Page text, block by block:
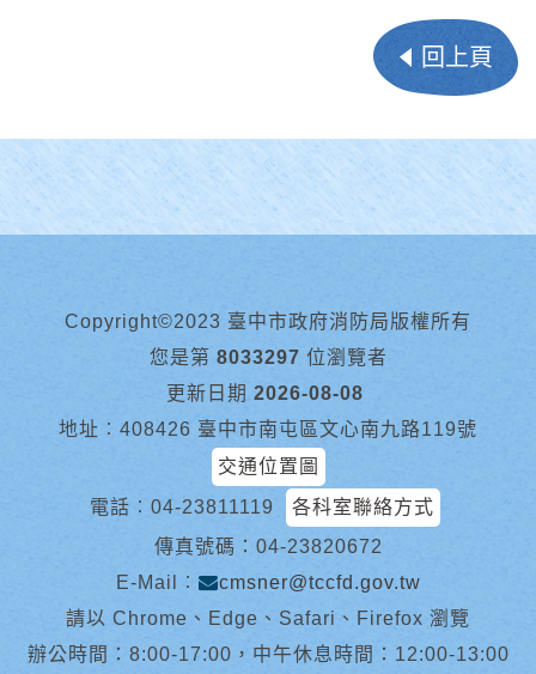
回上頁
Copyright©2023 臺中市政府消防局版權所有
您是第 8033297 位瀏覽者
更新日期 2026-08-08
地址︰408426 臺中市南屯區文心南九路119號
交通位置圖
電話︰ 04-23811119
各科室聯絡方式
傳真號碼：04-23820672
E-Mail︰
cmsner@tccfd.gov.tw
請以 Chrome、Edge、Safari、Firefox 瀏覽
辦公時間：8:00-17:00，中午休息時間：12:00-13:00